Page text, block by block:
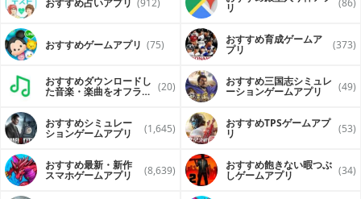
リ
おすすめゲームアプリ (75) おすすめ育成ゲームア
プリ (373)
おすすめダウンロードし
た音楽・楽曲をオフライ (20) おすすめ三国志シミュレ
ーションゲームアプリ (49)
おすすめシミュレー
ションゲームアプリ (1,645) おすすめTPSゲームアプ
リ (53)
おすすめ最新・新作
スマホゲームアプリ (8,639) おすすめ飽きない暇つぶ
しゲームアプリ (34)